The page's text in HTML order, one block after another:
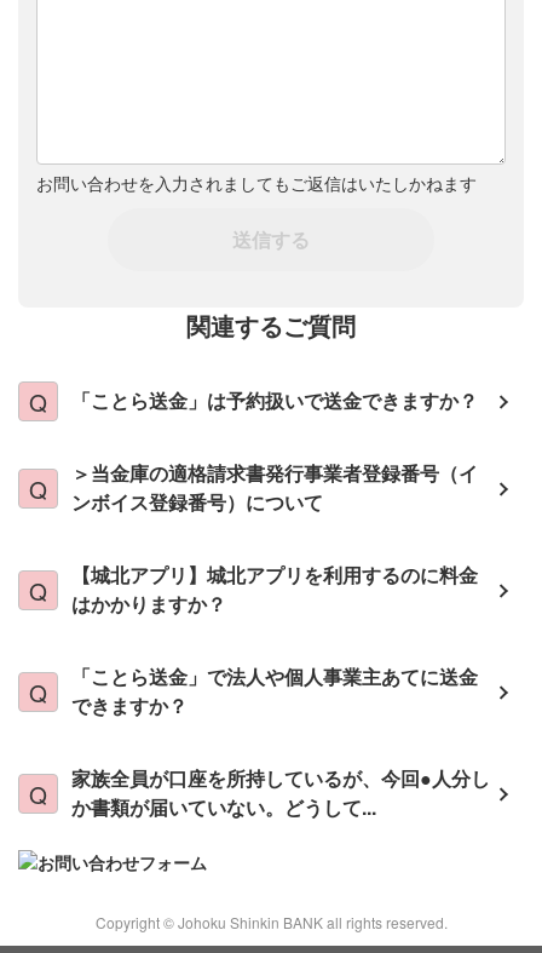
お問い合わせを入力されましてもご返信はいたしかねます
送信する
関連するご質問
「ことら送金」は予約扱いで送金できますか？
＞当金庫の適格請求書発行事業者登録番号（イ
ンボイス登録番号）について
【城北アプリ】城北アプリを利用するのに料金
はかかりますか？
「ことら送金」で法人や個人事業主あてに送金
できますか？
家族全員が口座を所持しているが、今回●人分し
か書類が届いていない。どうして...
Copyright © Johoku Shinkin BANK all rights reserved.